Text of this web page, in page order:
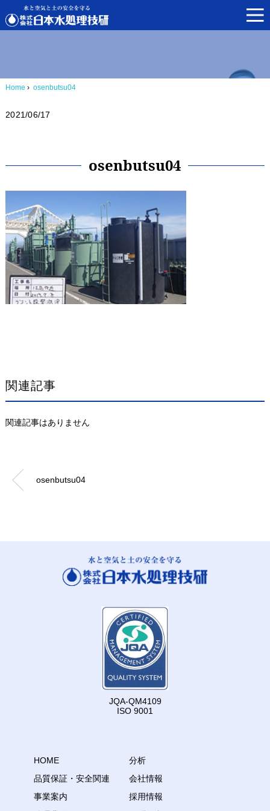
Home › osenbutsu04
2021/06/17
osenbutsu04
関連記事
関連記事はありません
osenbutsu04
JQA-QM4109
ISO 9001
HOME
品質保証・安全関連
事業案内
分析
会社情報
採用情報